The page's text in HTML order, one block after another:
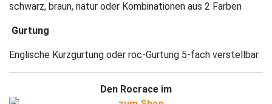
schwarz, braun, natur oder Kombinationen aus 2 Farben
Gurtung
Englische Kurzgurtung oder roc-Gurtung 5-fach verstellbar
Den Rocrace im